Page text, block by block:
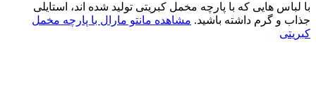
با لباس هایی که با پارچه مخمل کبریتی تولید شده اند، استایلی
جذاب و گرم داشته باشید. مشاهده مانتو مارال با پارچه مخمل
کبریتی